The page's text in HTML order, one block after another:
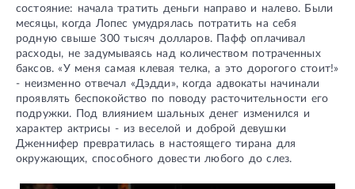
состояние: начала тратить деньги направо и налево. Были
месяцы, когда Лопес умудрялась потратить на себя
родную свыше 300 тысяч долларов. Пафф оплачивал
расходы, не задумываясь над количеством потраченных
баксов. «У меня самая клевая телка, а это дорогого стоит!»
- неизменно отвечал «Дэдди», когда адвокаты начинали
проявлять беспокойство по поводу расточительности его
подружки. Под влиянием шальных денег изменился и
характер актрисы - из веселой и доброй девушки
Дженнифер превратилась в настоящего тирана для
окружающих, способного довести любого до слез.